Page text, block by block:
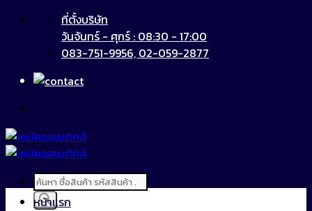
ข้าม
ที่ตั้งบริษัท
วันจันทร์ - ศุกร์ : 08:30 - 17:00
083-751-9956, 02-059-2877
Products
search
หน้าแรก